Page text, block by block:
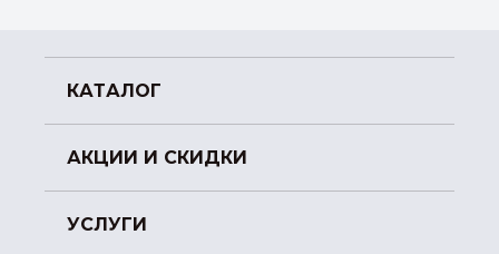
КАТАЛОГ
АКЦИИ И СКИДКИ
УСЛУГИ